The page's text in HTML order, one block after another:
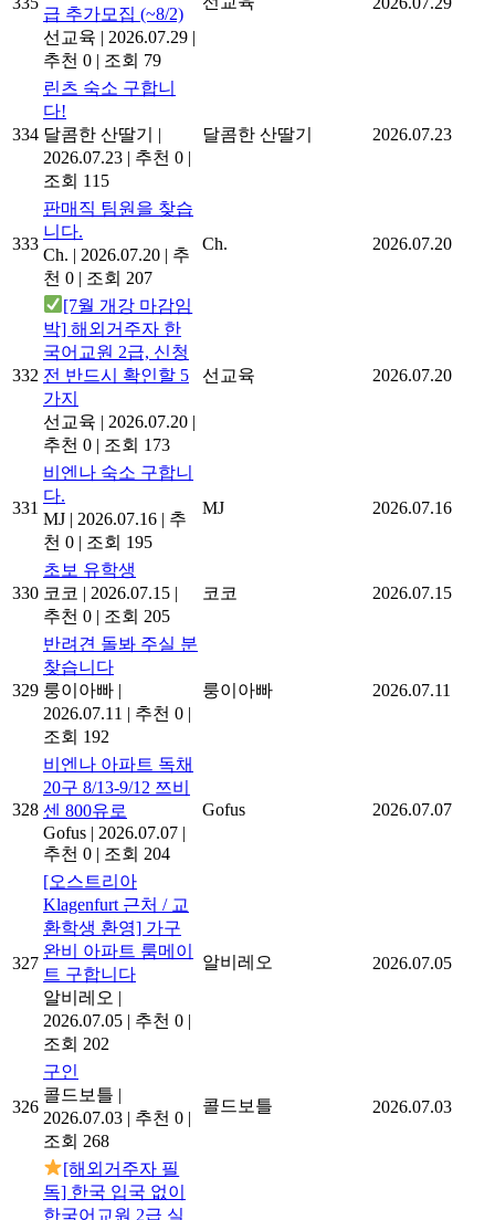
급 추가모집 (~8/2)
선교육 | 2026.07.29 |
추천 0 | 조회 79
334
린츠 숙소 구합니
다!
달콤한 산딸기
|
2026.07.23 | 추천 0 |
조회 115
달콤한 산딸기 2026.07.23
333
판매직 팀원을 찾습
니다.
Ch. | 2026.07.20 | 추
천 0 | 조회 207
Ch. 2026.07.20
332
[7월 개강 마감임
박] 해외거주자 한
국어교원 2급, 신청
전 반드시 확인할 5
가지
선교육 | 2026.07.20 |
추천 0 | 조회 173
선교육 2026.07.20
331
비엔나 숙소 구합니
다.
MJ | 2026.07.16 | 추
천 0 | 조회 195
MJ 2026.07.16
330
초보 유학생
코코 | 2026.07.15 |
추천 0 | 조회 205
코코 2026.07.15
329
반려견 돌봐 주실 분
찾습니다
룽이아빠 |
2026.07.11 | 추천 0 |
조회 192
룽이아빠 2026.07.11
328
비엔나 아파트 독채
20구 8/13-9/12 쯔비
센 800유로
Gofus | 2026.07.07 |
추천 0 | 조회 204
Gofus 2026.07.07
327
[오스트리아
Klagenfurt 근처 / 교
환학생 환영] 가구
완비 아파트 룸메이
트 구합니다
알비레오 |
2026.07.05 | 추천 0 |
조회 202
알비레오 2026.07.05
326
구인
콜드보틀 |
2026.07.03 | 추천 0 |
조회 268
콜드보틀 2026.07.03
[해외거주자 필
독] 한국 입국 없이
한국어교원 2급 실